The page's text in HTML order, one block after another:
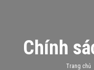
Chính
Trang chủ